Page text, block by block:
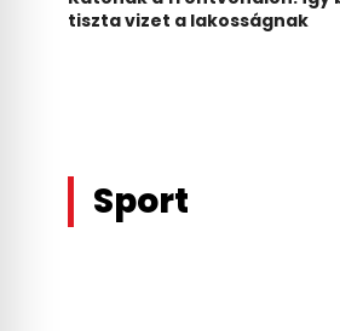
tiszta vizet a lakosságnak
Sport